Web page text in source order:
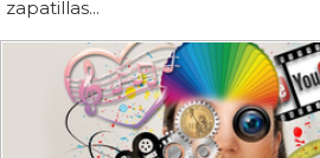
zapatillas...